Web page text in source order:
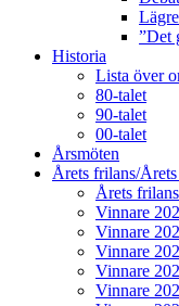
”Det
Historia
Lista över
80-talet
90-talet
00-talet
Årsmöten
Årets frilans/
Årets
Vinnare
Vinnare
Vinnare
Vinnare
Vinnare